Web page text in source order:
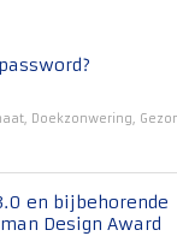
, Doekzonwering,
en bijbehorende
Design Award